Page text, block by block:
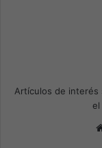
Artículos de interés
el